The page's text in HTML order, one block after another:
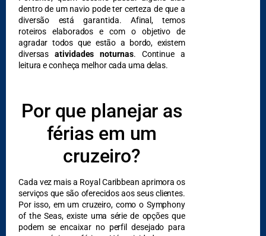
dentro de um navio pode ter certeza de que a
diversão está garantida. Afinal, temos
roteiros elaborados e com o objetivo de
agradar todos que estão a bordo, existem
diversasatividades noturnas. Continue a
leitura e conheça melhor cada uma delas.
Por que planejar as
férias em um
cruzeiro?
Cada vez mais a Royal Caribbean aprimora os
serviços que são oferecidos aos seus clientes.
Por isso, em um cruzeiro, como o Symphony
of the Seas, existe uma série de opções que
podem se encaixar no perfil desejado para